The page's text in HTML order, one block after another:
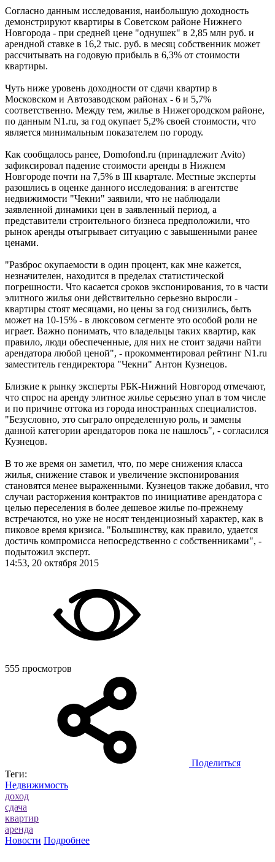
Согласно данным исследования, наибольшую доходность
демонстрируют квартиры в Советском районе Нижнего
Новгорода - при средней цене "однушек" в 2,85 млн руб. и
арендной ставке в 16,2 тыс. руб. в месяц собственник может
рассчитывать на годовую прибыль в 6,3% от стоимости
квартиры.
Чуть ниже уровень доходности от сдачи квартир в
Московском и Автозаводском районах - 6 и 5,7%
соответственно. Между тем, жилье в Нижегородском районе,
по данным N1.ru, за год окупает 5,2% своей стоимости, что
является минимальным показателем по городу.
Как сообщалось ранее, Domofond.ru (принадлежит Avito)
зафиксировал падение стоимости аренды в Нижнем
Новгороде почти на 7,5% в III квартале. Местные эксперты
разошлись в оценке данного исследования: в агентстве
недвижимости "Чекни" заявили, что не наблюдали
заявленной динамики цен в заявленный период, а
представители строительного бизнеса предположили, что
рынок аренды отыгрывает ситуацию с завышенными ранее
ценами.
"Разброс окупаемости в один процент, как мне кажется,
незначителен, находится в пределах статистической
погрешности. Что касается сроков экспонирования, то в части
элитного жилья они действительно серьезно выросли -
квартиры стоят месяцами, но цены за год снизились, быть
может на 10-15% - в люксовом сегменте это особой роли не
играет. Важно понимать, что владельцы таких квартир, как
правило, люди обеспеченные, для них не стоит задачи найти
арендатора любой ценой", - прокомментировал рейтинг N1.ru
заместитель гендиректора "Чекни" Антон Кузнецов.
Близкие к рынку эксперты РБК-Нижний Новгород отмечают,
что спрос на аренду элитное жилье серьезно упал в том числе
и по причине оттока из города иностранных специалистов.
"Безусловно, это сыграло определенную роль, и замены
данной категории арендаторов пока не нашлось", - согласился
Кузнецов.
В то же время он заметил, что, по мере снижения класса
жилья, снижение ставок и увеличение экспонирования
становятся менее выраженными. Кузнецов также добавил, что
случаи расторжения контрактов по инициативе арендатора с
целью переселения в более дешевое жилье по-прежнему
встречаются, но уже не носят тенденциозный характер, как в
пиковое время кризиса. "Большинству, как правило, удается
достичь компромисса непосредственно с собственниками", -
подытожил эксперт.
14:53, 20 октября 2015
555 просмотров
Поделиться
Теги:
Недвижимость
доход
сдача
квартир
аренда
Новости Подробнее